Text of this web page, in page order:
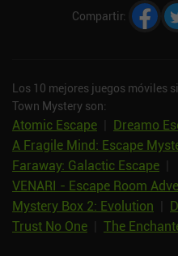
Compartir:
Los 10 mejores juegos móviles
Town Mystery son:
Atomic Escape Dreamo
A Fragile Mind: Escape
Faraway: Galactic Escape
VENARI - Escape Room
Mystery Box 2: Evolution
Trust No One
The